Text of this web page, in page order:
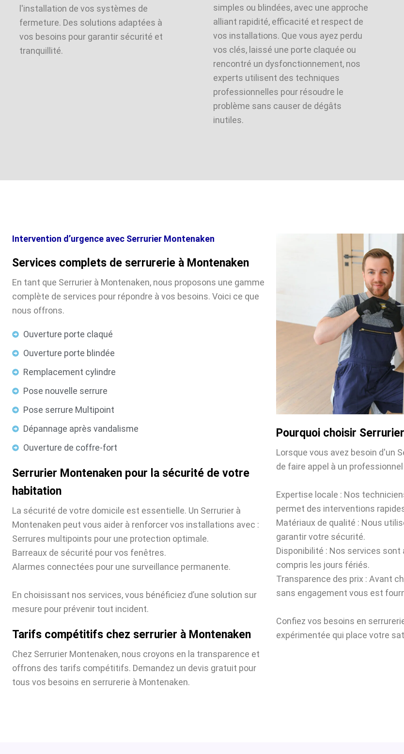
l'installation de vos systèmes de
fermeture. Des solutions adaptées à
vos besoins pour garantir sécurité et
tranquillité.
simples ou blindées, avec une approche
alliant rapidité, efficacité et respect de
vos installations. Que vous ayez perdu
vos clés, laissé une porte claquée ou
rencontré un dysfonctionnement, nos
experts utilisent des techniques
professionnelles pour résoudre le
problème sans causer de dégâts
inutiles.
Intervention d’urgence avec Serrurier Montenaken
Services complets de serrurerie à Montenaken
En tant que Serrurier à Montenaken, nous proposons une gamme
complète de services pour répondre à vos besoins. Voici ce que
nous offrons.
Ouverture porte claqué
Ouverture porte blindée
Remplacement cylindre
Pose nouvelle serrure
Pose serrure Multipoint
Dépannage après vandalisme
Ouverture de coffre-fort
Serrurier Montenaken pour la sécurité de votre
habitation
La sécurité de votre domicile est essentielle. Un Serrurier à
Montenaken peut vous aider à renforcer vos installations avec :
Serrures multipoints pour une protection optimale.
Barreaux de sécurité pour vos fenêtres.
Alarmes connectées pour une surveillance permanente.
En choisissant nos services, vous bénéficiez d’une solution sur
mesure pour prévenir tout incident.
Tarifs compétitifs chez serrurier à Montenaken
Chez Serrurier Montenaken, nous croyons en la transparence et
offrons des tarifs compétitifs. Demandez un devis gratuit pour
tous vos besoins en serrurerie à Montenaken.
Pourquoi choisir
Lorsque vous avez besoin d'un
de faire appel à un
Expertise locale : Nos
permet des interventions
Matériaux de qualité : Nous
garantir votre sécurité.
Disponibilité : Nos services
compris les jours fériés.
Transparence des prix : Avant
sans engagement vous est
Confiez vos besoins en
expérimentée qui place votre